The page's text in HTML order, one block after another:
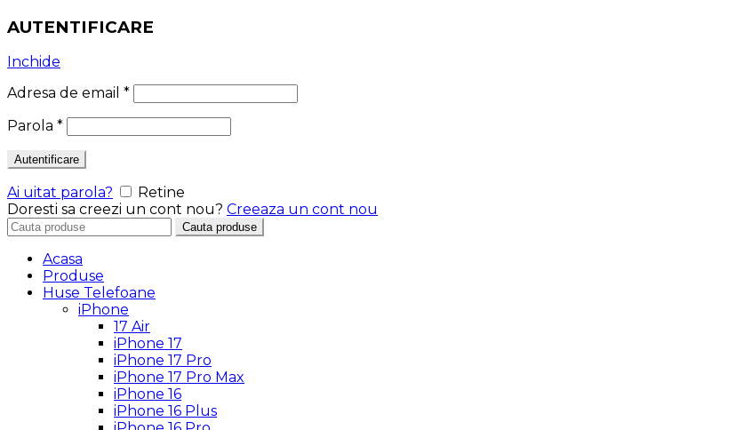
AUTENTIFICARE
Inchide
Adresa de email *
Parola *
Autentificare
Ai uitat parola?
Retine
Doresti sa creezi un cont nou? Creeaza un cont nou
Search
Cauta produse
Acasa
Produse
Huse Telefoane
iPhone
17 Air
iPhone 17
iPhone 17 Pro
iPhone 17 Pro Max
iPhone 16
iPhone 16 Plus